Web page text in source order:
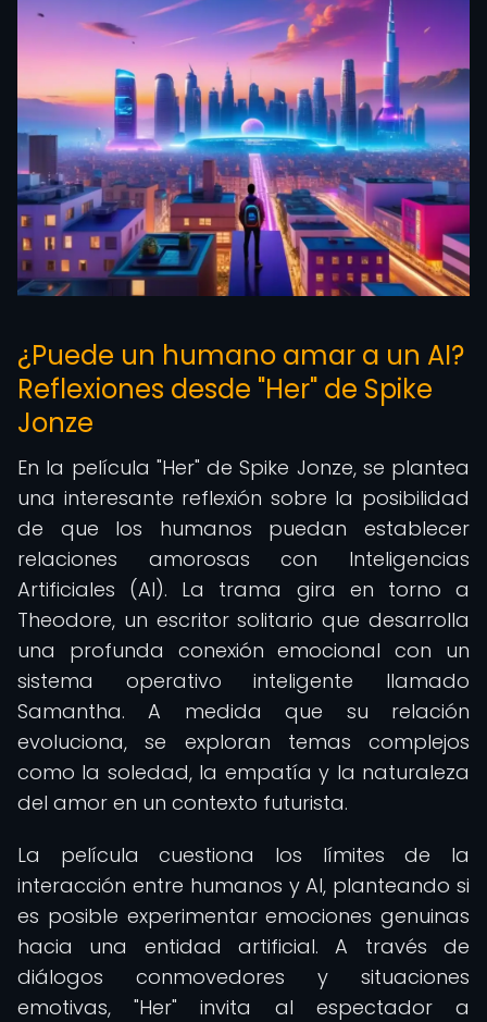
¿Puede un humano amar a un AI?
Reflexiones desde "Her" de Spike
Jonze
En la película "Her" de Spike Jonze, se plantea
una interesante reflexión sobre la posibilidad
de que los humanos puedan establecer
relaciones amorosas con Inteligencias
Artificiales (AI). La trama gira en torno a
Theodore, un escritor solitario que desarrolla
una profunda conexión emocional con un
sistema operativo inteligente llamado
Samantha. A medida que su relación
evoluciona, se exploran temas complejos
como la soledad, la empatía y la naturaleza
del amor en un contexto futurista.
La película cuestiona los límites de la
interacción entre humanos y AI, planteando si
es posible experimentar emociones genuinas
hacia una entidad artificial. A través de
diálogos conmovedores y situaciones
emotivas, "Her" invita al espectador a